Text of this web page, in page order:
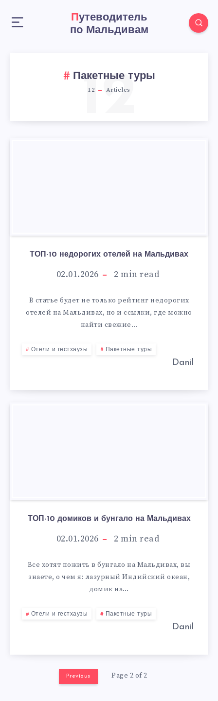
Путеводитель
по Мальдивам
Пакетные туры
12 Articles
12
ТОП-10 недорогих отелей на Мальдивах
02.01.2026 2 min read
В статье будет не только рейтинг недорогих
отелей на Мальдивах, но и ссылки, где можно
найти свежие…
Отели и гестхаузы Пакетные туры
Danil
ТОП-10 домиков и бунгало на Мальдивах
02.01.2026 2 min read
Все хотят пожить в бунгало на Мальдивах, вы
знаете, о чем я: лазурный Индийский океан,
домик на…
Отели и гестхаузы Пакетные туры
Danil
Previous Page 2 of 2